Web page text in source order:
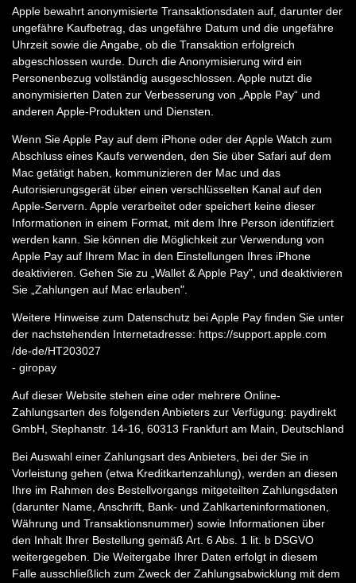
Apple bewahrt anonymisierte Transaktionsdaten auf, darunter der
ungefähre Kaufbetrag, das ungefähre Datum und die ungefähre
Uhrzeit sowie die Angabe, ob die Transaktion erfolgreich
abgeschlossen wurde. Durch die Anonymisierung wird ein
Personenbezug vollständig ausgeschlossen. Apple nutzt die
anonymisierten Daten zur Verbesserung von „Apple Pay“ und
anderen Apple-Produkten und Diensten.
Wenn Sie Apple Pay auf dem iPhone oder der Apple Watch zum
Abschluss eines Kaufs verwenden, den Sie über Safari auf dem
Mac getätigt haben, kommunizieren der Mac und das
Autorisierungsgerät über einen verschlüsselten Kanal auf den
Apple-Servern. Apple verarbeitet oder speichert keine dieser
Informationen in einem Format, mit dem Ihre Person identifiziert
werden kann. Sie können die Möglichkeit zur Verwendung von
Apple Pay auf Ihrem Mac in den Einstellungen Ihres iPhone
deaktivieren. Gehen Sie zu „Wallet & Apple Pay", und deaktivieren
Sie „Zahlungen auf Mac erlauben".
Weitere Hinweise zum Datenschutz bei Apple Pay finden Sie unter
der nachstehenden Internetadresse: https://support.apple.com
/de-de/HT203027
- giropay
Auf dieser Website stehen eine oder mehrere Online-
Zahlungsarten des folgenden Anbieters zur Verfügung: paydirekt
GmbH, Stephanstr. 14-16, 60313 Frankfurt am Main, Deutschland
Bei Auswahl einer Zahlungsart des Anbieters, bei der Sie in
Vorleistung gehen (etwa Kreditkartenzahlung), werden an diesen
Ihre im Rahmen des Bestellvorgangs mitgeteilten Zahlungsdaten
(darunter Name, Anschrift, Bank- und Zahlkarteninformationen,
Währung und Transaktionsnummer) sowie Informationen über
den Inhalt Ihrer Bestellung gemäß Art. 6 Abs. 1 lit. b DSGVO
weitergegeben. Die Weitergabe Ihrer Daten erfolgt in diesem
Falle ausschließlich zum Zweck der Zahlungsabwicklung mit dem